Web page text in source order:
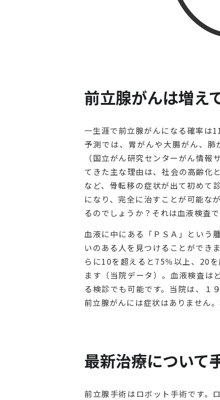
前立腺がんは増え
一生涯で前立腺がんになる確率は
予測では、胃がんや大腸がん、
（国立がん研究センターがん情
てきた主な理由は、社会の高齢化
など、骨転移の症状が出て初めて
になり、完全に治すことが可能な
るのでしょうか？それは血液検査で
血液に中にある「ＰＳＡ」という
いのある人を見つけることができ
らに10を超えると75％以上、20
ます（当院データ）。血液検査は
る検診でも可能です。当院は、１
前立腺がんには症状はありません
最新治療について
前立腺手術はロボット手術です。